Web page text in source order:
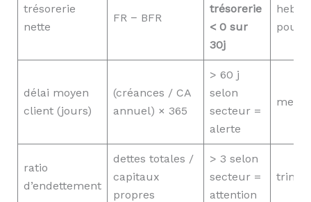
trésorerie
nette
FR − BFR
trésorerie
< 0 sur
30j
pour
délai moyen
client (jours)
(créances / CA
annuel) × 365
> 60 j
selon
secteur =
alerte
ratio
d’endettement
dettes totales /
capitaux
propres
> 3 selon
secteur =
attention